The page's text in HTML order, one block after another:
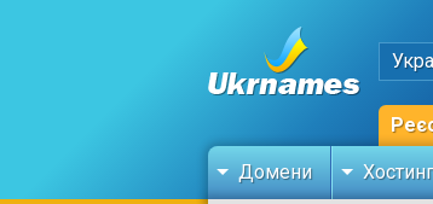
Домени Хостинг